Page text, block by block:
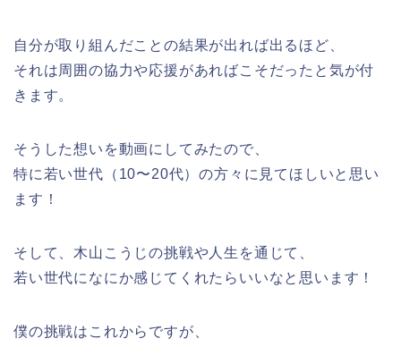
自分が取り組んだことの結果が出れば出るほど、
それは周囲の協力や応援があればこそだったと気が付
きます。
そうした想いを動画にしてみたので、
特に若い世代（10〜20代）の方々に見てほしいと思い
ます！
そして、木山こうじの挑戦や人生を通じて、
若い世代になにか感じてくれたらいいなと思います！
僕の挑戦はこれからですが、